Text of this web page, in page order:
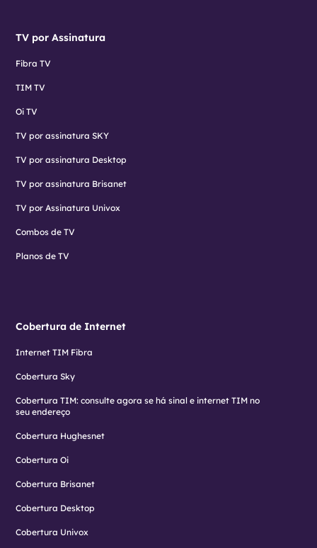
TV por Assinatura
Fibra TV
TIM TV
Oi TV
TV por assinatura SKY
TV por assinatura Desktop
TV por assinatura Brisanet
TV por Assinatura Univox
Combos de TV
Planos de TV
Cobertura de Internet
Internet TIM Fibra
Cobertura Sky
Cobertura TIM: consulte agora se há sinal e internet TIM no
seu endereço
Cobertura Hughesnet
Cobertura Oi
Cobertura Brisanet
Cobertura Desktop
Cobertura Univox